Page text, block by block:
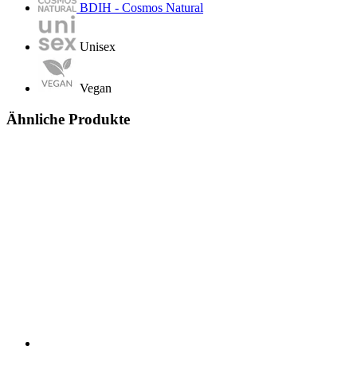
BDIH - Cosmos Natural
Unisex
Vegan
Ähnliche Produkte